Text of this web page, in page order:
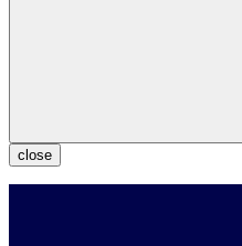
close